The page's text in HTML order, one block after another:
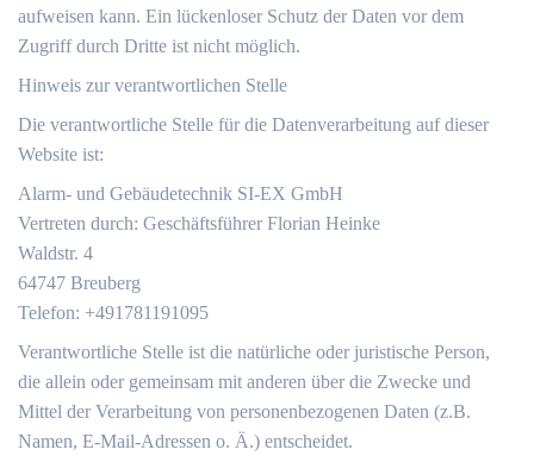
aufweisen kann. Ein lückenloser Schutz der Daten vor dem
Zugriff durch Dritte ist nicht möglich.
Hinweis zur verantwortlichen Stelle
Die verantwortliche Stelle für die Datenverarbeitung auf dieser
Website ist:
Alarm- und Gebäudetechnik SI-EX GmbH
Vertreten durch: Geschäftsführer Florian Heinke
Waldstr. 4
64747 Breuberg
Telefon: +491781191095
Verantwortliche Stelle ist die natürliche oder juristische Person,
die allein oder gemeinsam mit anderen über die Zwecke und
Mittel der Verarbeitung von personenbezogenen Daten (z.B.
Namen, E-Mail-Adressen o. Ä.) entscheidet.